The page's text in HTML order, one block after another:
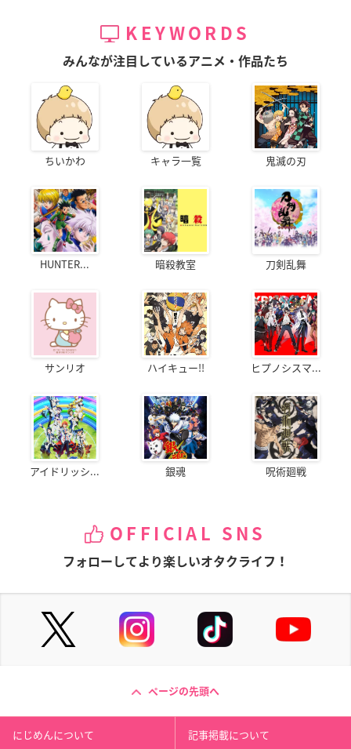
KEYWORDS
みんなが注目しているアニメ・作品たち
ちいかわ キャラ一覧 鬼滅の刃
HUNTER... 暗殺教室 刀剣乱舞
サンリオ ハイキュー!! ヒプノシスマ...
アイドリッシ... 銀魂 呪術廻戦
OFFICIAL SNS
フォローしてより楽しいオタクライフ！
ページの先頭へ
にじめんについて 記事掲載について